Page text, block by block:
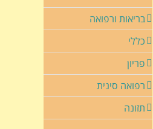
בריאות ורפואה
כללי
פריון
רפואה סינית
תזונה